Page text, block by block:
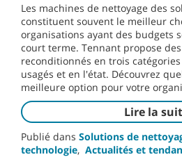
Les machines de nettoyage des
constituent souvent le meilleur
organisations ayant des budgets
court terme. Tennant propose
reconditionnés en trois
usagés et en l'état. Découvrez
meilleure option pour votre
Lire la
Publié dans Solutions de
technologie, Actualités et